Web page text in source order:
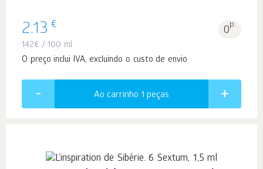
2.13 € 0p.
142€ / 100 ml
O preço inclui IVA, excluindo o custo de envio
Ao carrinho 1 peças